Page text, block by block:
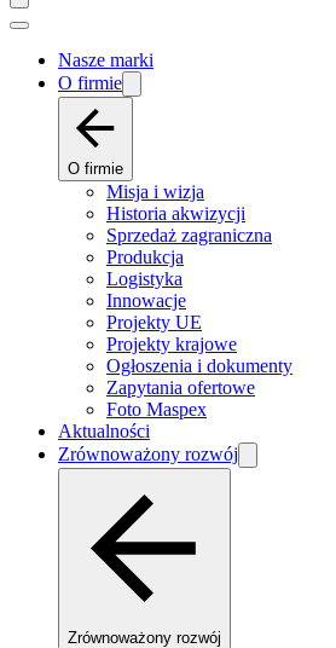
Nasze marki
O firmie
O firmie
Misja i wizja
Historia akwizycji
Sprzedaż zagraniczna
Produkcja
Logistyka
Innowacje
Projekty UE
Projekty krajowe
Ogłoszenia i dokumenty
Zapytania ofertowe
Foto Maspex
Aktualności
Zrównoważony rozwój
Zrównoważony rozwój